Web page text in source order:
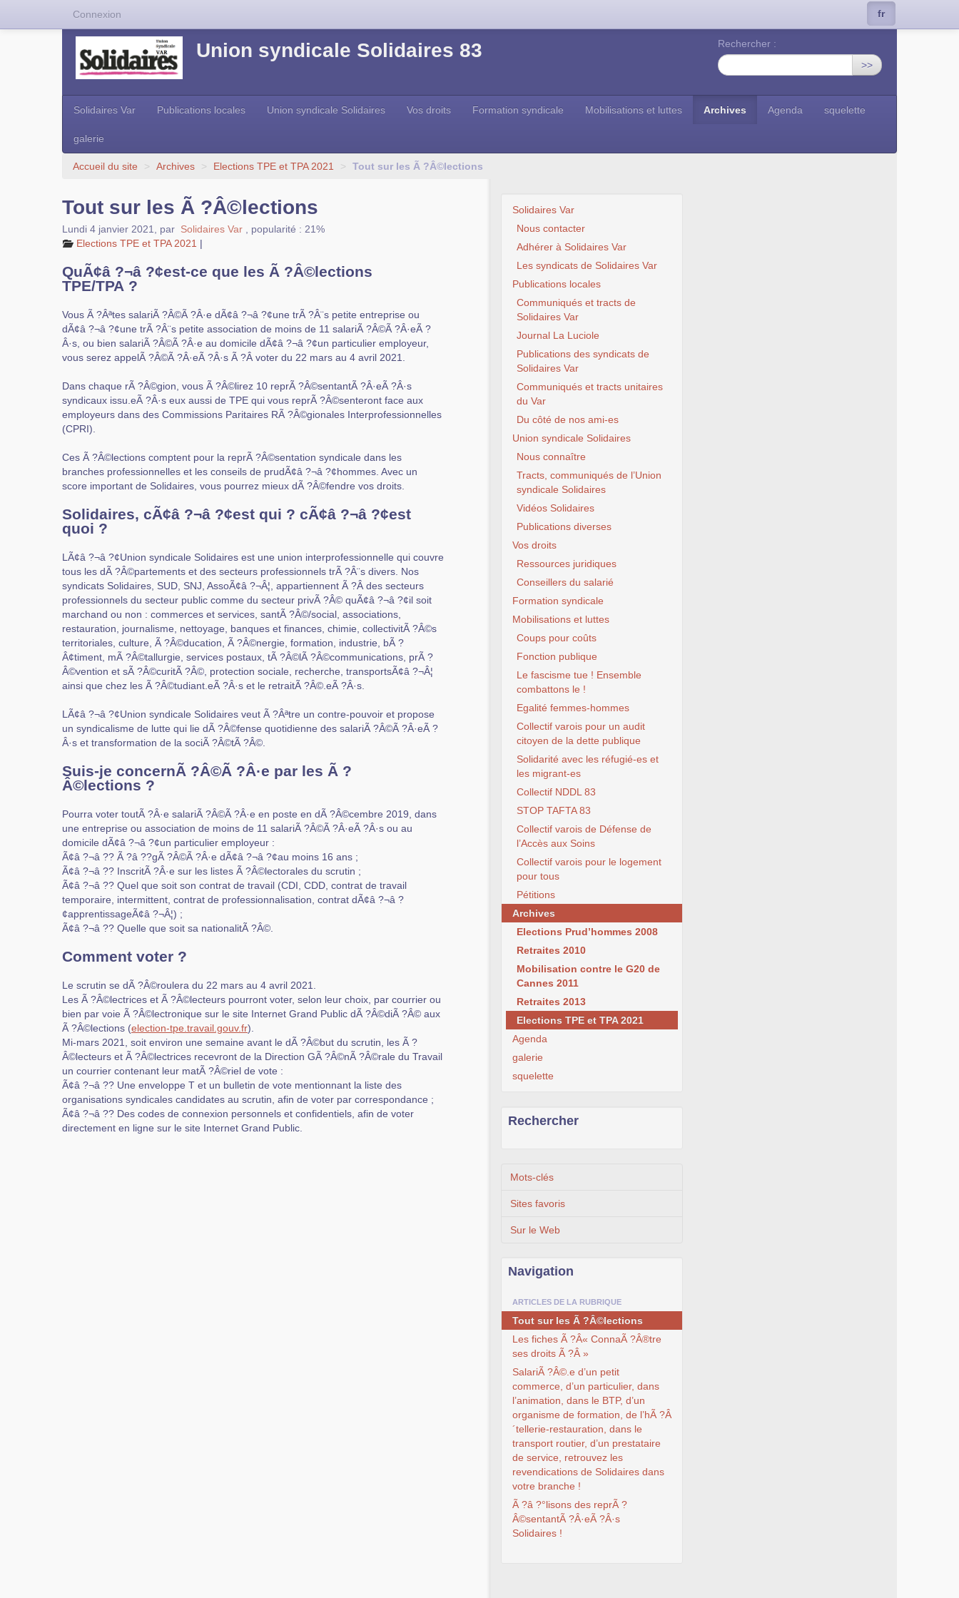
Union syndicale Solidaires 83
Rechercher :
>>
Solidaires Var Publications locales Union syndicale Solidaires Vos droits Formation syndicale Mobilisations et luttes Archives Agenda squelette
galerie
Accueil du site > Archives > Elections TPE et TPA 2021 > Tout sur les Ã ?Â©lections
Tout sur les Ã ?Â©lections
Lundi 4 janvier 2021 par Solidaires Var
popularité : 21%
Elections TPE et TPA 2021 |
QuÃ¢â ?¬â ?¢est-ce que les Ã ?Â©lections
TPE/TPA ?
Vous Ã ?Âªtes salariÃ ?Â©Ã ?Â·e dÃ¢â ?¬â ?¢une trÃ ?Â¨s petite entreprise ou
dÃ¢â ?¬â ?¢une trÃ ?Â¨s petite association de moins de 11 salariÃ ?Â©Ã ?Â·eÃ ?
Â·s, ou bien salariÃ ?Â©Ã ?Â·e au domicile dÃ¢â ?¬â ?¢un particulier employeur,
vous serez appelÃ ?Â©Ã ?Â·eÃ ?Â·s Ã ?Â voter du 22 mars au 4 avril 2021.
Dans chaque rÃ ?Â©gion, vous Ã ?Â©lirez 10 reprÃ ?Â©sentantÃ ?Â·eÃ ?Â·s
syndicaux issu.eÃ ?Â·s eux aussi de TPE qui vous reprÃ ?Â©senteront face aux
employeurs dans des Commissions Paritaires RÃ ?Â©gionales Interprofessionnelles
(CPRI).
Ces Ã ?Â©lections comptent pour la reprÃ ?Â©sentation syndicale dans les
branches professionnelles et les conseils de prudÃ¢â ?¬â ?¢hommes. Avec un
score important de Solidaires, vous pourrez mieux dÃ ?Â©fendre vos droits.
Solidaires, cÃ¢â ?¬â ?¢est qui ? cÃ¢â ?¬â ?¢est
quoi ?
LÃ¢â ?¬â ?¢Union syndicale Solidaires est une union interprofessionnelle qui couvre
tous les dÃ ?Â©partements et des secteurs professionnels trÃ ?Â¨s divers. Nos
syndicats Solidaires, SUD, SNJ, AssoÃ¢â ?¬Â¦, appartiennent Ã ?Â des secteurs
professionnels du secteur public comme du secteur privÃ ?Â© quÃ¢â ?¬â ?¢il soit
marchand ou non : commerces et services, santÃ ?Â©/social, associations,
restauration, journalisme, nettoyage, banques et finances, chimie, collectivitÃ ?Â©s
territoriales, culture, Ã ?Â©ducation, Ã ?Â©nergie, formation, industrie, bÃ ?
Â¢timent, mÃ ?Â©tallurgie, services postaux, tÃ ?Â©lÃ ?Â©communications, prÃ ?
Â©vention et sÃ ?Â©curitÃ ?Â©, protection sociale, recherche, transportsÃ¢â ?¬Â¦
ainsi que chez les Ã ?Â©tudiant.eÃ ?Â·s et le retraitÃ ?Â©.eÃ ?Â·s.
LÃ¢â ?¬â ?¢Union syndicale Solidaires veut Ã ?Âªtre un contre-pouvoir et propose
un syndicalisme de lutte qui lie dÃ ?Â©fense quotidienne des salariÃ ?Â©Ã ?Â·eÃ ?
Â·s et transformation de la sociÃ ?Â©tÃ ?Â©.
Suis-je concernÃ ?Â©Ã ?Â·e par les Ã ?
Â©lections ?
Pourra voter toutÃ ?Â·e salariÃ ?Â©Ã ?Â·e en poste en dÃ ?Â©cembre 2019, dans
une entreprise ou association de moins de 11 salariÃ ?Â©Ã ?Â·eÃ ?Â·s ou au
domicile dÃ¢â ?¬â ?¢un particulier employeur :
Ã¢â ?¬â ?? Ã ?â ??gÃ ?Â©Ã ?Â·e dÃ¢â ?¬â ?¢au moins 16 ans ;
Ã¢â ?¬â ?? InscritÃ ?Â·e sur les listes Ã ?Â©lectorales du scrutin ;
Ã¢â ?¬â ?? Quel que soit son contrat de travail (CDI, CDD, contrat de travail
temporaire, intermittent, contrat de professionnalisation, contrat dÃ¢â ?¬â ?
¢apprentissageÃ¢â ?¬Â¦) ;
Ã¢â ?¬â ?? Quelle que soit sa nationalitÃ ?Â©.
Comment voter ?
Le scrutin se dÃ ?Â©roulera du 22 mars au 4 avril 2021.
Les Ã ?Â©lectrices et Ã ?Â©lecteurs pourront voter, selon leur choix, par courrier ou
bien par voie Ã ?Â©lectronique sur le site Internet Grand Public dÃ ?Â©diÃ ?Â© aux
Ã ?Â©lections (election-tpe.travail.gouv.fr).
Mi-mars 2021, soit environ une semaine avant le dÃ ?Â©but du scrutin, les Ã ?
Â©lecteurs et Ã ?Â©lectrices recevront de la Direction GÃ ?Â©nÃ ?Â©rale du Travail
un courrier contenant leur matÃ ?Â©riel de vote :
Ã¢â ?¬â ?? Une enveloppe T et un bulletin de vote mentionnant la liste des
organisations syndicales candidates au scrutin, afin de voter par correspondance ;
Ã¢â ?¬â ?? Des codes de connexion personnels et confidentiels, afin de voter
directement en ligne sur le site Internet Grand Public.
Solidaires Var
Nous contacter
Adhérer à Solidaires Var
Les syndicats de Solidaires Var
Publications locales
Communiqués et tracts de
Solidaires Var
Journal La Luciole
Publications des syndicats de
Solidaires Var
Communiqués et tracts unitaires
du Var
Du côté de nos ami-es
Union syndicale Solidaires
Nous connaître
Tracts, communiqués de l’Union
syndicale Solidaires
Vidéos Solidaires
Publications diverses
Vos droits
Ressources juridiques
Conseillers du salarié
Formation syndicale
Mobilisations et luttes
Coups pour coûts
Fonction publique
Le fascisme tue ! Ensemble
combattons le !
Egalité femmes-hommes
Collectif varois pour un audit
citoyen de la dette publique
Solidarité avec les réfugié-es et
les migrant-es
Collectif NDDL 83
STOP TAFTA 83
Collectif varois de Défense de
l’Accès aux Soins
Collectif varois pour le logement
pour tous
Pétitions
Archives
Elections Prud’hommes 2008
Retraites 2010
Mobilisation contre le G20 de
Cannes 2011
Retraites 2013
Elections TPE et TPA 2021
Agenda
galerie
squelette
Rechercher
Mots-clés
Sites favoris
Sur le Web
Navigation
ARTICLES DE LA RUBRIQUE
Tout sur les Ã ?Â©lections
Les fiches Ã ?Â« ConnaÃ ?Â®tre
ses droits Ã ?Â »
SalariÃ ?Â©.e d’un petit
commerce, d’un particulier, dans
l’animation, dans le BTP, d’un
organisme de formation, de l’hÃ ?Â
´tellerie-restauration, dans le
transport routier, d’un prestataire
de service, retrouvez les
revendications de Solidaires dans
votre branche !
Ã ?â ?°lisons des reprÃ ?
Â©sentantÃ ?Â·eÃ ?Â·s
Solidaires !
Connexion fr